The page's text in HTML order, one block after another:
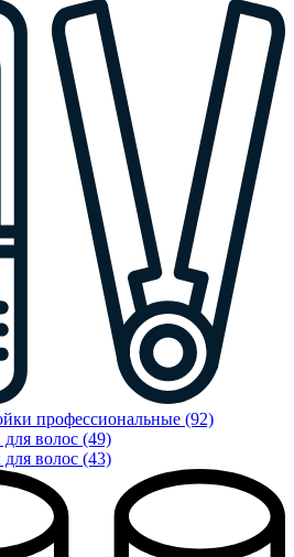
профессиональные (92)
волос (49)
волос (43)